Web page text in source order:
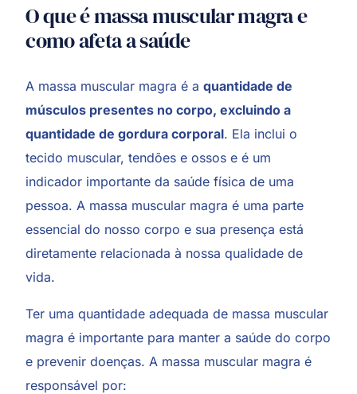
O que é massa muscular magra e
como afeta a saúde
A massa muscular magra é aquantidade de
músculos presentes no corpo, excluindo a
quantidade de gordura corporal. Ela inclui o
tecido muscular, tendões e ossos e é um
indicador importante da saúde física de uma
pessoa. A massa muscular magra é uma parte
essencial do nosso corpo e sua presença está
diretamente relacionada à nossa qualidade de
vida.
Ter uma quantidade adequada de massa muscular
magra é importante para manter a saúde do corpo
e prevenir doenças. A massa muscular magra é
responsável por: